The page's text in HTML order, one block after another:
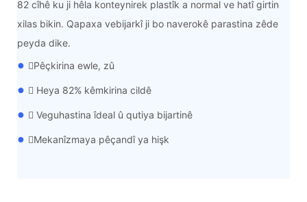
82 cîhê ku ji hêla konteynirek plastîk a normal ve hatî girtin
xilas bikin. Qapaxa vebijarkî ji bo naverokê parastina zêde
peyda dike.
● Pêçkirina ewle, zû
●  Heya 82% kêmkirina cildê
●  Veguhastina îdeal û qutiya bijartinê
● Mekanîzmaya pêçandî ya hişk